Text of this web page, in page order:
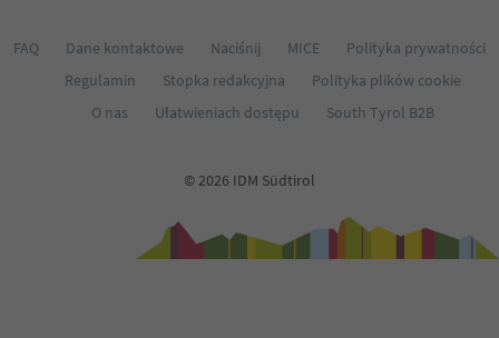
FAQ Dane kontaktowe Naciśnij MICE
Polityka prywatności
Regulamin
Stopka redakcyjna
Polityka plików cookie
O nas
Ułatwieniach dostępu South Tyrol B2B
© 2026 IDM Südtirol